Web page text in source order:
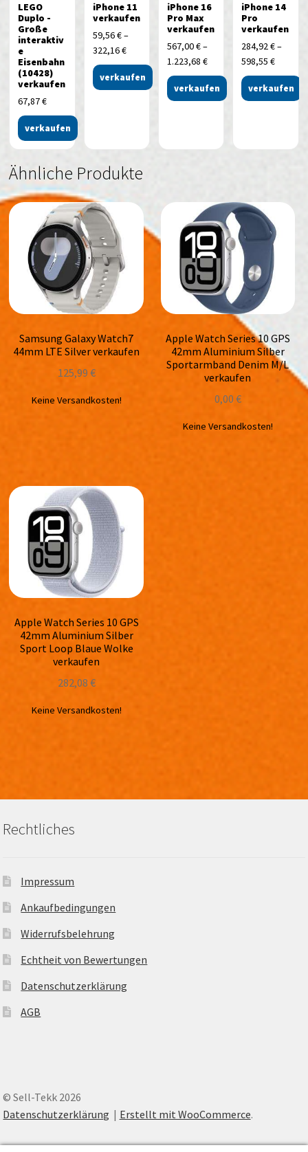
LEGO
Duplo -
Große
interaktiv
e
Eisenbahn
(10428)
verkaufen
67,87€
verkaufen
iPhone 11
verkaufen
59,56€–
322,16€
verkaufen
iPhone 16
Pro Max
verkaufen
567,00€–
1.223,68 €
verkaufen
iPhone 14
Pro
verkaufen
284,92€–
598,55€
verkaufen
Ähnliche Produkte
Samsung Galaxy Watch7
44mm LTE Silver verkaufen
125,99 €
Keine Versandkosten!
Apple Watch Series 10 GPS
42mm Aluminium Silber
Sportarmband Denim M/L
verkaufen
0,00 €
Keine Versandkosten!
Apple Watch Series 10 GPS
42mm Aluminium Silber
Sport Loop Blaue Wolke
verkaufen
282,08 €
Keine Versandkosten!
Rechtliches
Impressum
Ankaufbedingungen
Widerrufsbelehrung
Echtheit von Bewertungen
Datenschutzerklärung
AGB
© Sell-Tekk 2026
Datenschutzerklärung
Erstellt mit WooCommerce.